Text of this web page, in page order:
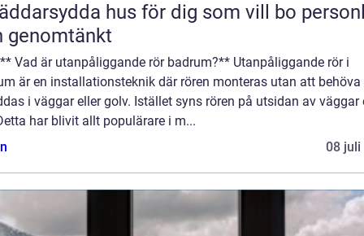
hus för dig som vill bo
genomtänkt
Vad är utanpåliggande rör badrum?** Utanpåliggande rör i
är en installationsteknik där rören monteras utan att behöva
i väggar eller golv. Istället syns rören på utsidan av väggar
har blivit allt populärare i m...
08 juli